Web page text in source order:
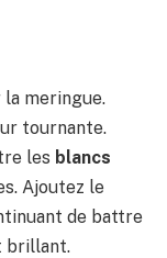
meringue.
tournante.
les blancs
Ajoutez le
de battre
brillant.